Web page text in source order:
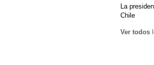
La
Chile
Ver todos